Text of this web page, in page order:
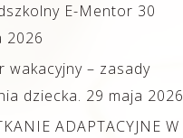
E-Mentor 30
2026
wakacyjny – zasady
dziecka. 29 maja 2026
ADAPTACYJNE W